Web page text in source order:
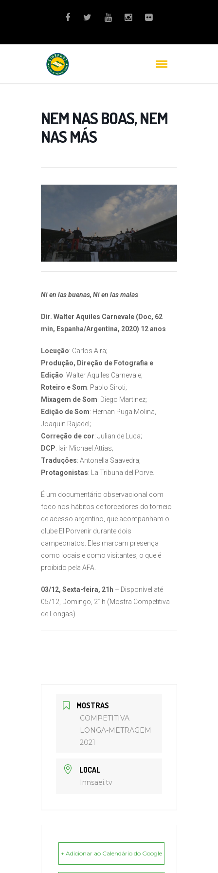
NEM NAS BOAS, NEM
NAS MÁS
Ni en las buenas, Ni en las malas
Dir. Walter Aquiles Carnevale (Doc, 62
min, Espanha/Argentina, 2020) 12 anos
Locução: Carlos Aira;
Produção, Direção de Fotografia e
Edição: Walter Aquiles Carnevale;
Roteiro e Som: Pablo Siroti;
Mixagem de Som: Diego Martinez;
Edição de Som: Hernan Puga Molina,
Joaquin Rajadel;
Correção de cor: Julian de Luca;
DCP: Iair Michael Attias;
Traduções: Antonella Saavedra;
Protagonistas: La Tribuna del Porve.
É um documentário observacional com
foco nos hábitos de torcedores do torneio
de acesso argentino, que acompanham o
clube El Porvenir durante dois
campeonatos. Eles marcam presença
como locais e como visitantes, o que é
proibido pela AFA.
03/12, Sexta-feira, 21h – Disponível até
05/12, Domingo, 21h (Mostra Competitiva
de Longas)
MOSTRAS
COMPETITIVA
LONGA-METRAGEM
2021
LOCAL
Innsaei.tv
+ Adicionar ao Calendário do Google